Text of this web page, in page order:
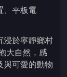
、平板電
浸於寧靜鄉村
大自然，感
與可愛的動物